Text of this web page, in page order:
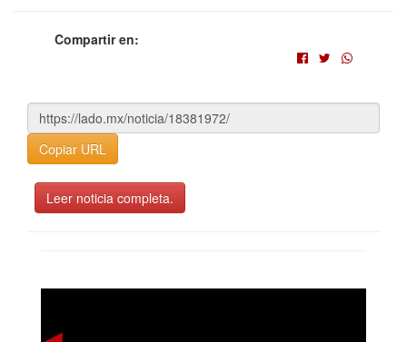
Compartir en:
Copiar URL
Leer noticia completa.